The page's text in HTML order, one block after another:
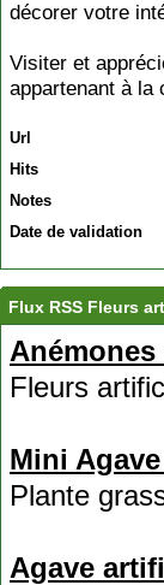
décorer votre
Visiter et
appartenant à la
Url
Hits
Notes
Date de validation
Flux RSS Fleurs
Fleurs
Mini
Plante
Agave